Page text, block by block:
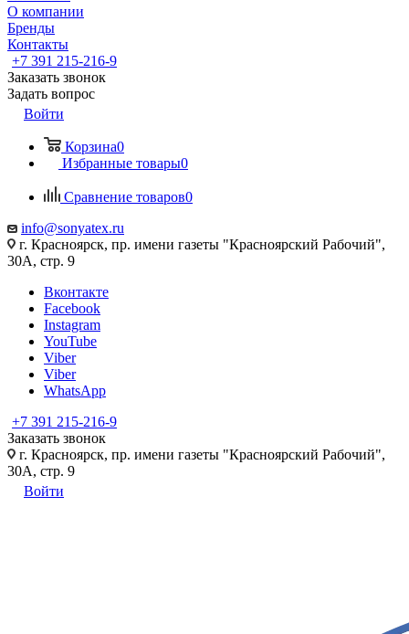
О компании
Бренды
Контакты
+7 391 215-216-9
Заказать звонок
Задать вопрос
Войти
Корзина0
Избранные товары0
Сравнение товаров0
info@sonyatex.ru
г. Красноярск, пр. имени газеты "Красноярский Рабочий",
30А, стр. 9
Вконтакте
Facebook
Instagram
YouTube
Viber
Viber
WhatsApp
+7 391 215-216-9
Заказать звонок
г. Красноярск, пр. имени газеты "Красноярский Рабочий",
30А, стр. 9
Войти